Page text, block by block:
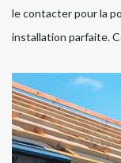
le contacter pour la
installation parfaite.